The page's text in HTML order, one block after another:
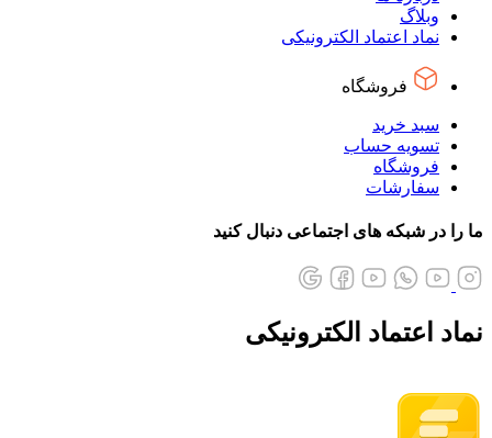
وبلاگ
نماد اعتماد الکترونیکی
فروشگاه
سبد خرید
تسویه حساب
فروشگاه
سفارشات
ما را در شبکه های اجتماعی دنبال کنید
نماد اعتماد الکترونیکی